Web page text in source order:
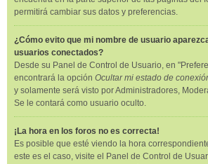
permitirá cambiar sus datos y preferencias.
¿Cómo evito que mi nombre de usuario
usuarios conectados?
Desde su Panel de Control de Usuario, en
encontrará la opción Ocultar mi estado de
y solamente será visto por Administradores,
Se le contará como usuario oculto.
¡La hora en los foros no es correcta!
Es posible que esté viendo la hora
este es el caso, visite el Panel de Control de